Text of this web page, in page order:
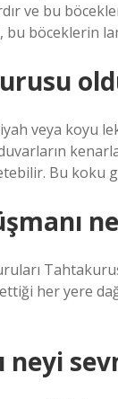
ve bu
böceklerin
veya koyu
Bu koku
her yere